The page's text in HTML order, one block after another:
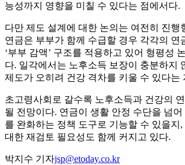
능성까지 영향을 미칠 수 있다는 점에서다.
다만 제도 설계에 대한 논의는 여전히 진행
연금은 부부가 함께 수급할 경우 각각의 연
‘부부 감액’ 구조를 적용하고 있어 형평성
다. 일각에서는 노후소득 보장이 충분하지
제도가 오히려 건강 격차를 키울 수 있다는
초고령사회로 갈수록 노후소득과 건강의
될 전망이다. 연금이 생활 안정 수단을 넘
를 완화하는 정책 도구로 기능할 수 있을지,
대한 재검토 필요성도 함께 커지고 있다.
박지수 기자jsp@etoday.co.kr